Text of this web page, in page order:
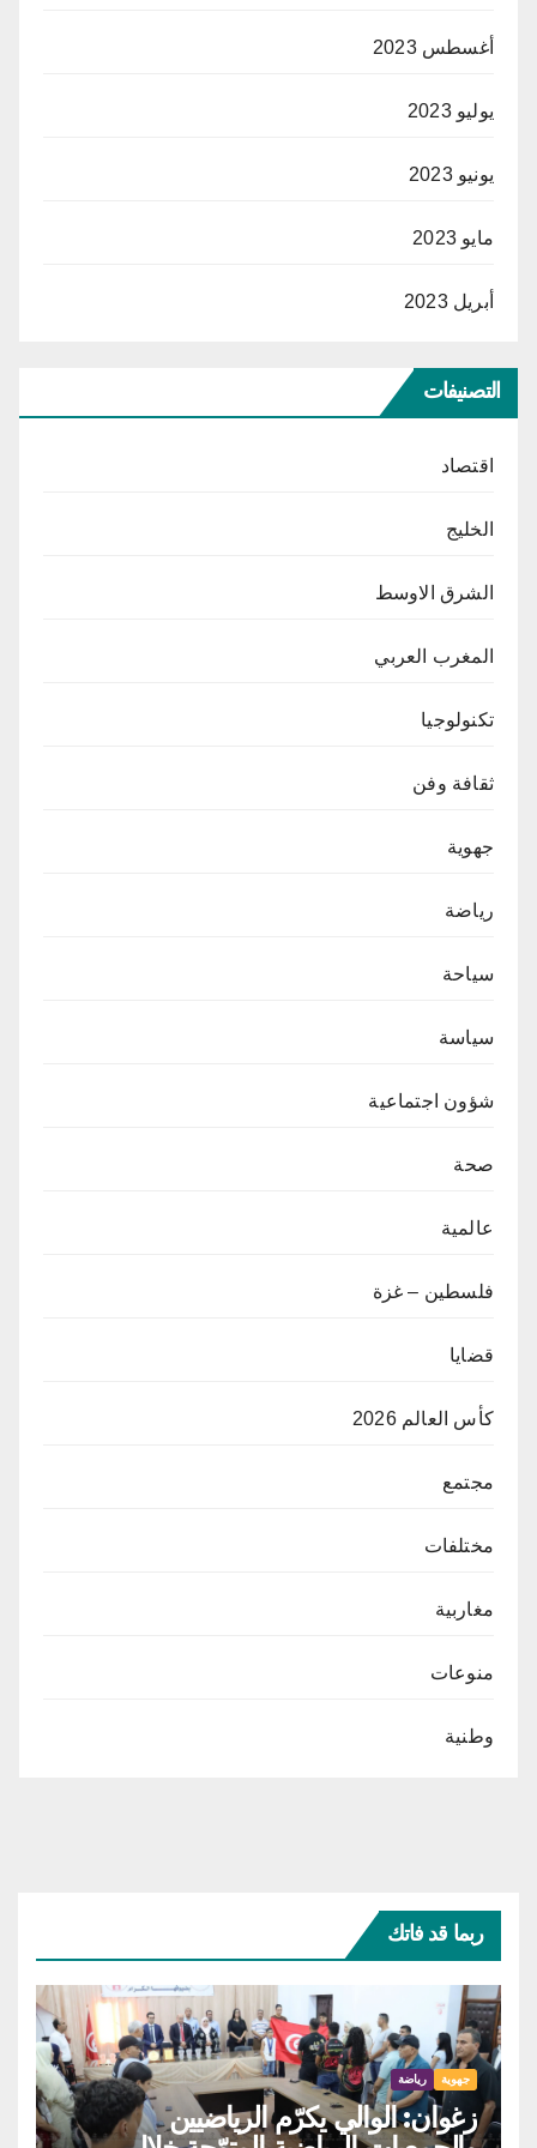
أغسطس 2023
يوليو 2023
يونيو 2023
مايو 2023
أبريل 2023
التصنيفات
اقتصاد
الخليج
الشرق الاوسط
المغرب العربي
تكنولوجيا
ثقافة وفن
جهوية
رياضة
سياحة
سياسة
شؤون اجتماعية
صحة
عالمية
فلسطين – غزة
قضايا
كأس العالم 2026
مجتمع
مختلفات
مغاربية
منوعات
وطنية
ربما قد فاتك
جهوية رياضة
زغوان: الوالي يكرّم الرياضيين